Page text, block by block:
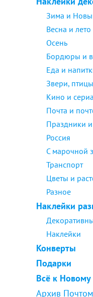
Зима и
Весна и лето
Осень
Бордюры и
Еда и
Звери,
Кино и
Почта и
Праздники
Россия
С марочной
Транспорт
Цветы и
Разное
Наклейки
Наклейки
Конверты
Подарки
Всё к Новому
Архив